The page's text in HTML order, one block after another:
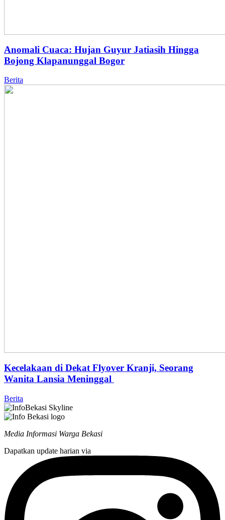
Anomali Cuaca: Hujan Guyur Jatiasih Hingga
Bojong Klapanunggal Bogor
Berita
Kecelakaan di Dekat Flyover Kranji, Seorang
Wanita Lansia Meninggal
Berita
Media Informasi Warga Bekasi
Dapatkan update harian via